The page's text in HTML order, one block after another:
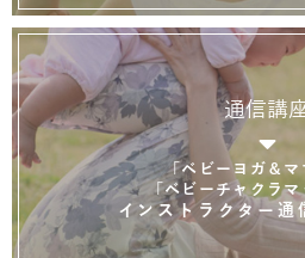
通信講
「ベビーヨガ＆マ
「ベビーチャクラマ
インストラクター通